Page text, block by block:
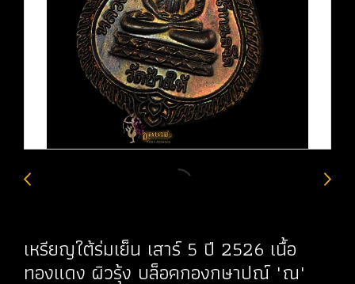
เหรียญใต้ร่มเย็น เสาร์ 5 ปี 2526 เนื้อ
ทองแดง ผิวรุ้ง บล็อคกองกษาปณ์ "ณ"